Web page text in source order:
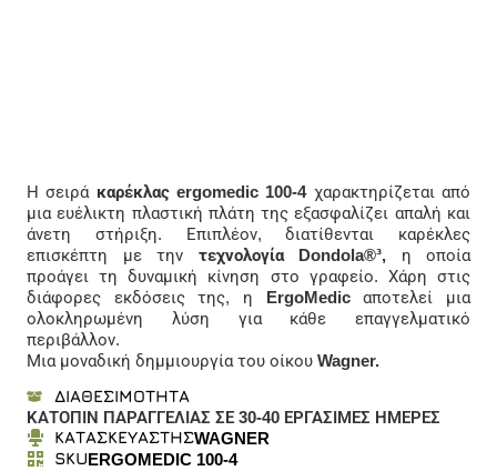
Η σειρά καρέκλας ergomedic 100-4χαρακτηρίζεται από
μια ευέλικτη πλαστική πλάτη της εξασφαλίζει απαλή και
άνετη στήριξη. Επιπλέον, διατίθενται καρέκλες
επισκέπτη με την τεχνολογία Dondola®³, η οποία
προάγει τη δυναμική κίνηση στο γραφείο. Χάρη στις
διάφορες εκδόσεις της, η ErgoMedicαποτελεί μια
ολοκληρωμένη λύση για κάθε επαγγελματικό
περιβάλλον.
Μια μοναδική δημμιουργία του οίκου Wagner.
ΔΙΑΘΕΣΙΜΟΤΗΤΑ
ΚΑΤΟΠΙΝ ΠΑΡΑΓΓΕΛΙΑΣ ΣΕ 30-40 ΕΡΓΑΣΙΜΕΣ ΗΜΕΡΕΣ
ΚΑΤΑΣΚΕΥΑΣΤΗΣWAGNER
SKUERGOMEDIC 100-4